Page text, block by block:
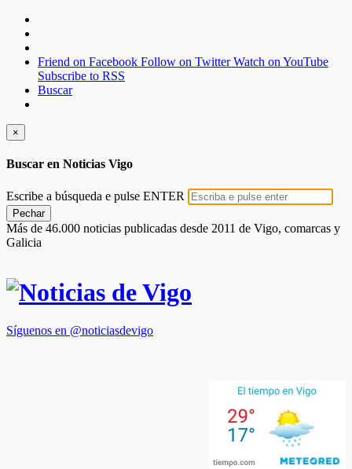
Friend on Facebook Follow on Twitter Watch on YouTube
Subscribe to RSS
Buscar
×
Buscar en Noticias Vigo
Escribe a búsqueda e pulse ENTER
Pechar
Más de 46.000 noticias publicadas desde 2011 de Vigo, comarcas y
Galicia
Síguenos en @noticiasdevigo